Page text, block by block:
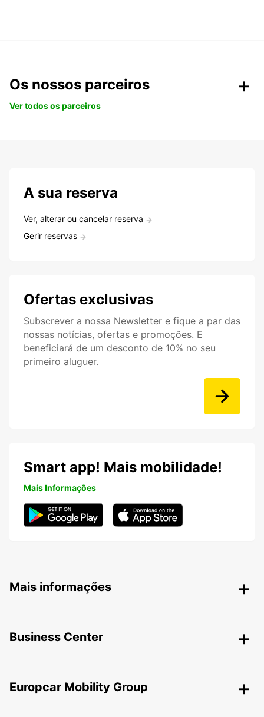
Os nossos parceiros
Ver todos os parceiros
A sua reserva
Ver, alterar ou cancelar reserva
Gerir reservas
Ofertas exclusivas
Subscrever a nossa Newsletter e fique a par das
nossas notícias, ofertas e promoções. E
beneficiará de um desconto de 10% no seu
primeiro aluguer.
Smart app! Mais mobilidade!
Mais Informações
Mais informações
Business Center
Europcar Mobility Group